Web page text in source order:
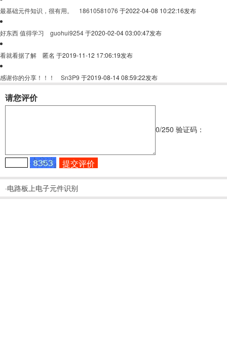
最基础元件知识，很有用。 18610581076 于2022-04-08 10:22:16发布
好东西 值得学习 guohui9254于2020-02-04 03:00:47发布
看就看据了解 匿名 于2019-11-12 17:06:19发布
感谢你的分享！！！ Sn3P9 于2019-08-14 08:59:22发布
请您评价
0/250 验证码：
·电路板上电子元件识别